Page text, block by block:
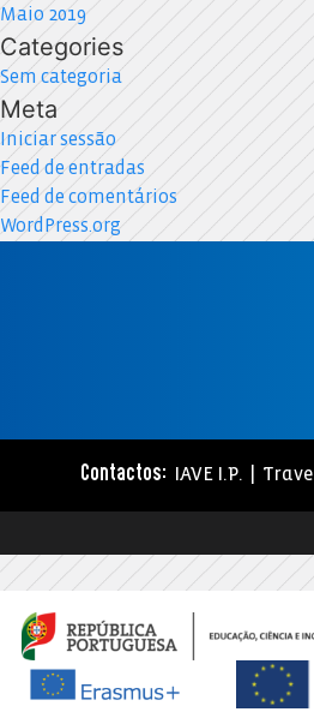
Maio 2019
Categories
Sem categoria
Meta
Iniciar sessão
Feed de entradas
Feed de comentários
WordPress.org
Contactos: IAVE I.P. |